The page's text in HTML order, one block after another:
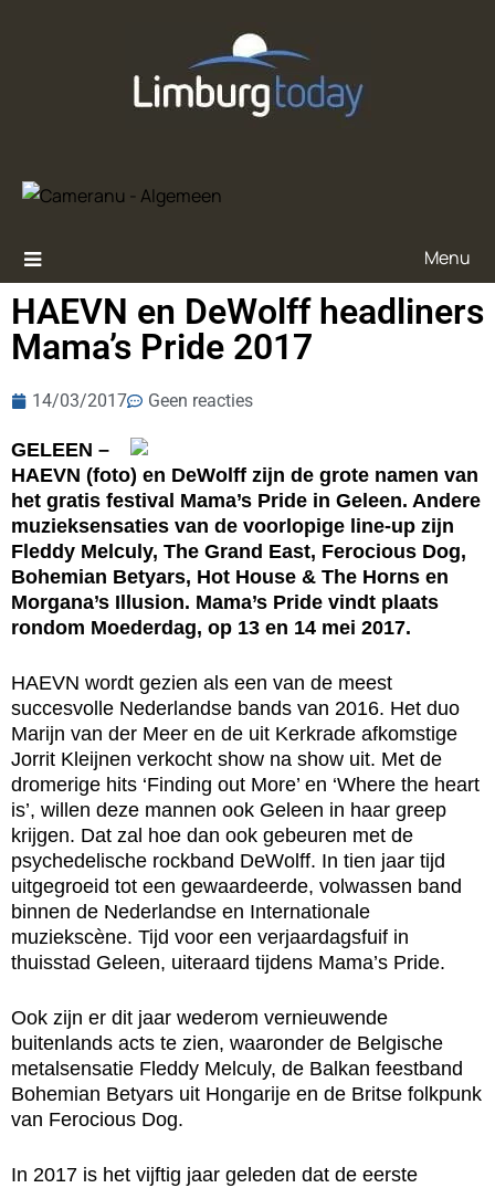
Menu
HAEVN en DeWolff headliners
Mama’s Pride 2017
14/03/2017 Geen reacties
GELEEN –
HAEVN (foto) en DeWolff zijn de grote namen van
het gratis festival Mama’s Pride in Geleen. Andere
muzieksensaties van de voorlopige line-up zijn
Fleddy Melculy, The Grand East, Ferocious Dog,
Bohemian Betyars, Hot House & The Horns en
Morgana’s Illusion. Mama’s Pride vindt plaats
rondom Moederdag, op 13 en 14 mei 2017.
HAEVN wordt gezien als een van de meest
succesvolle Nederlandse bands van 2016. Het duo
Marijn van der Meer en de uit Kerkrade afkomstige
Jorrit Kleijnen verkocht show na show uit. Met de
dromerige hits ‘Finding out More’ en ‘Where the heart
is’, willen deze mannen ook Geleen in haar greep
krijgen. Dat zal hoe dan ook gebeuren met de
psychedelische rockband DeWolff. In tien jaar tijd
uitgegroeid tot een gewaardeerde, volwassen band
binnen de Nederlandse en Internationale
muziekscène. Tijd voor een verjaardagsfuif in
thuisstad Geleen, uiteraard tijdens Mama’s Pride.
Ook zijn er dit jaar wederom vernieuwende
buitenlands acts te zien, waaronder de Belgische
metalsensatie Fleddy Melculy, de Balkan feestband
Bohemian Betyars uit Hongarije en de Britse folkpunk
van Ferocious Dog.
In 2017 is het vijftig jaar geleden dat de eerste